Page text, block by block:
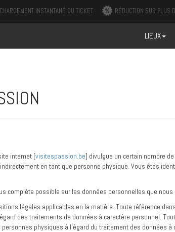
INSTANTANÉ DU TICKET RÉDUCTION SUR PLUS
LIEUX
internet [visitespassion.be] divulgue un certain nombre
en tant que personne physique. Vous êtes
complète possible sur les données personnelles que
légales applicables en la matière. Toute référence
des traitements de données à caractère personnel.
physiques à l’égard du traitement des données